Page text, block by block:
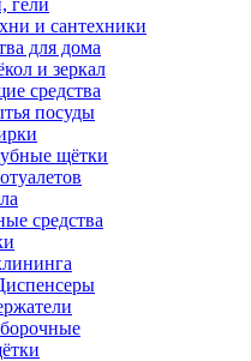
гели
и сантехники
для дома
и зеркал
средства
посуды
щётки
средства